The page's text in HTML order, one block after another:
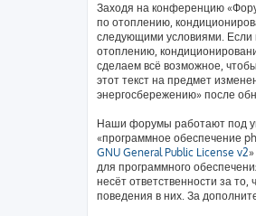
Заходя на конференцию
по отоплению,
следующими условиями. Если
отоплению,
сделаем всё возможное,
этот текст на предмет
энергосбережению» после
Наши форумы работают под
«программное обеспечение
GNU General Public License v2
для программного
несёт ответственности за
поведения в них. За